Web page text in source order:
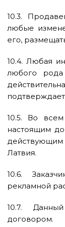
10.3.
любые
его,
10.4. Любая
любого рода
10.5. Во всем
настоящим
Латвия.
10.6.
рекламной
10.7.
договором.